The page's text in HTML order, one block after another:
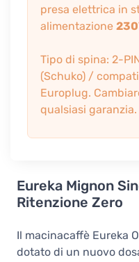
presa elettrica in
alimentazione
Tipo di spina: 2-
(Schuko) /
Europlug.
qualsiasi garanzia.
Eureka Mignon
Ritenzione Zero
Il macinacaffè Eureka
dotato di un nuovo